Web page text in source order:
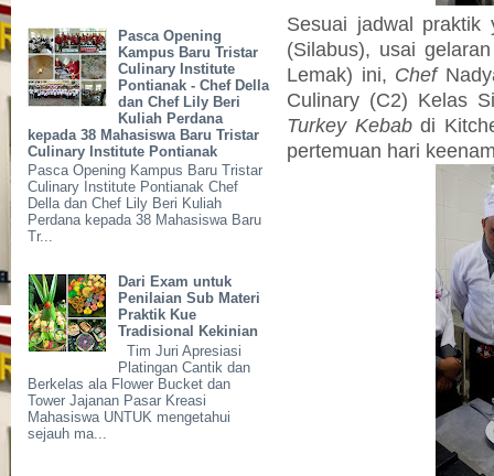
Pasca Opening
Kampus Baru Tristar
Culinary Institute
Pontianak - Chef Della
dan Chef Lily Beri
Kuliah Perdana
kepada 38 Mahasiswa Baru Tristar
Culinary Institute Pontianak
Pasca Opening Kampus Baru Tristar
Culinary Institute Pontianak Chef
Della dan Chef Lily Beri Kuliah
Perdana kepada 38 Mahasiswa Baru
Tr...
Dari Exam untuk
Penilaian Sub Materi
Praktik Kue
Tradisional Kekinian
Tim Juri Apresiasi
Platingan Cantik dan
Berkelas ala Flower Bucket dan
Tower Jajanan Pasar Kreasi
Mahasiswa UNTUK mengetahui
sejauh ma...
Sesuai jadwal praktik
(Silabus), usai
Lemak) ini, Chef
Culinary (C2) Kelas
Turkey Kebabdi
pertemuan hari